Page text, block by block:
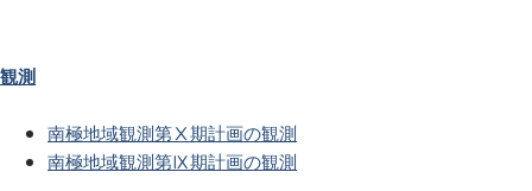
観測
南極地域観測第Ⅹ期計画の観測
南極地域観測第Ⅸ期計画の観測